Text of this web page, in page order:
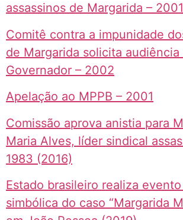
assassinos de Margarida – 2001
Comitê contra a impunidade
de Margarida solicita audiência
Governador – 2002
Apelação ao MPPB – 2001
Comissão aprova anistia para
Maria Alves, líder sindical
1983 (2016)
Estado brasileiro realiza
simbólica do caso “Margarida